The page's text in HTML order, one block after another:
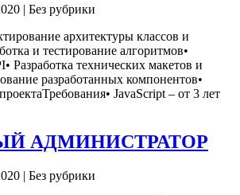
| Без рубрики
архитектуры классов и
и тестирование алгоритмов•
Разработка технических макетов и
разработанных компонентов•
JavaScript – от 3 лет
АДМИНИСТРАТОР
| Без рубрики